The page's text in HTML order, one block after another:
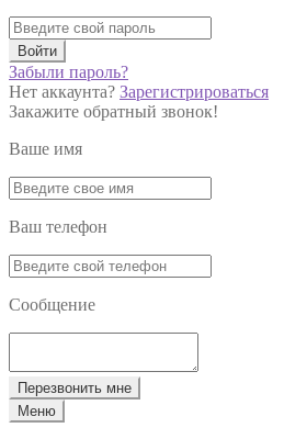
Войти
Забыли пароль?
Нет аккаунта? Зарегистрироваться
Закажите обратный звонок!
Ваше имя
Ваш телефон
Сообщение
Перезвонить мне
Меню